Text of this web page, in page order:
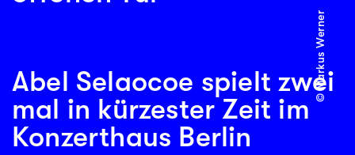
Abel Selaocoe spielt zwei
mal in kürzester Zeit im
Konzerthaus Berlin
© Markus Werner